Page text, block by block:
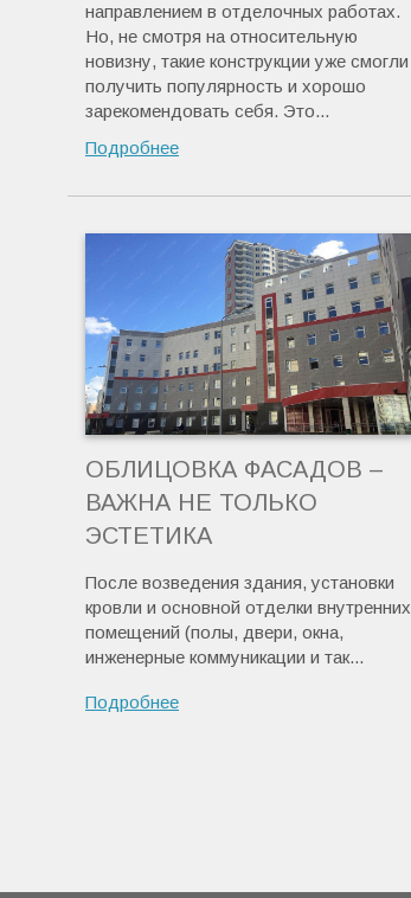
направлением в отделочных работах.
Но, не смотря на относительную
новизну, такие конструкции уже смогли
получить популярность и хорошо
зарекомендовать себя. Это...
Подробнее
ОБЛИЦОВКА ФАСАДОВ –
ВАЖНА НЕ ТОЛЬКО
ЭСТЕТИКА
После возведения здания, установки
кровли и основной отделки внутренних
помещений (полы, двери, окна,
инженерные коммуникации и так...
Подробнее